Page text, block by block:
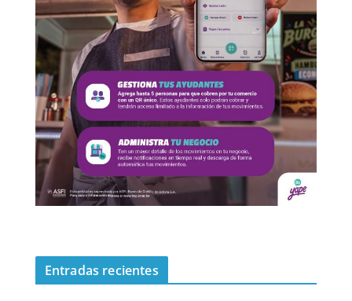
Entradas recientes